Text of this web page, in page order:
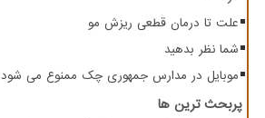
علت تا درمان قطعی ریزش مو
شما نظر بدهید
موبایل در مدارس جمهوری چک ممنوع می شود
پربحث ترین ها